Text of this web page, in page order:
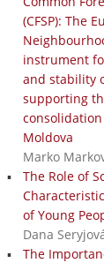
(CFSP): The
instrument
and stability
supporting
Moldova
Marko
The Role of
of Young
Dana
The